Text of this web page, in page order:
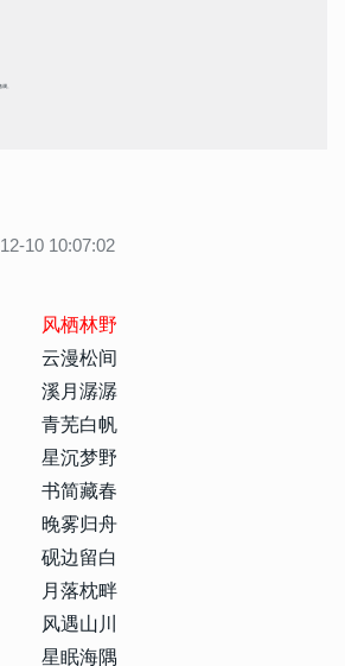
。
10 10:07:02
风栖林野
云漫松间
溪月潺潺
青芜白帆
星沉梦野
书简藏春
晚雾归舟
砚边留白
月落枕畔
风遇山川
星眠海隅